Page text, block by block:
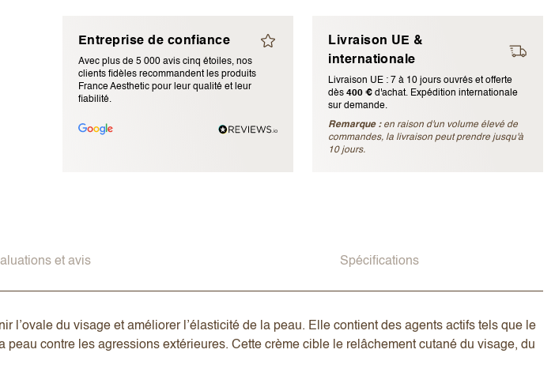
Entreprise de confiance
Avec plus de 5 000 avis cinq étoiles, nos
clients fidèles recommandent les produits
France Aesthetic pour leur qualité et leur
fiabilité.
Livraison UE &
internationale
Livraison UE : 7 à 10 jours ouvrés et offerte
dès400 €d'achat. Expédition internationale
sur demande.
Remarque : en raison d'un volume élevé de
commandes, la livraison peut prendre jusqu'à
10 jours.
et avis Spécifications
du visage et améliorer l’élasticité de la peau. Elle contient des agents actifs tels que le
contre les agressions extérieures. Cette crème cible le relâchement cutané du visage, du
Adresse e-mail (ne sera pas publiée)